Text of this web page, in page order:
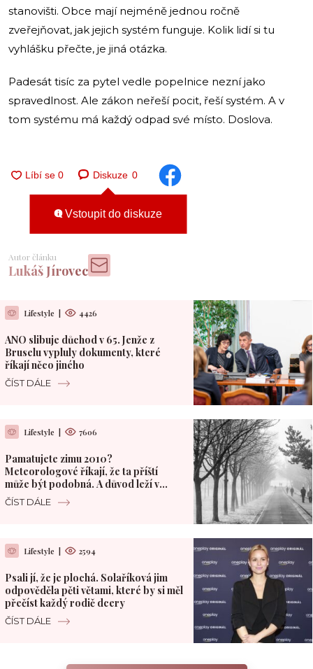
stanovišti. Obce mají nejméně jednou ročně
zveřejňovat, jak jejich systém funguje. Kolik lidí si tu
vyhlášku přečte, je jiná otázka.
Padesát tisíc za pytel vedle popelnice nezní jako
spravedlnost. Ale zákon neřeší pocit, řeší systém. A v
tom systému má každý odpad své místo. Doslova.
Diskuze 0
Vstoupit do diskuze
Autor článku
Lukáš Jírovec
Lifestyle 4426
ANO slibuje důchod v 65. Jenže z
Bruselu vypluly dokumenty, které
říkají něco jiného
ČÍST DÁLE
Lifestyle 7606
Pamatujete zimu 2010?
Meteorologové říkají, že ta příští
může být podobná. A důvod leží v
Pacifiku
ČÍST DÁLE
Lifestyle 2594
Psali jí, že je plochá. Solaříková jim
odpověděla pěti větami, které by si měl
přečíst každý rodič dcery
ČÍST DÁLE